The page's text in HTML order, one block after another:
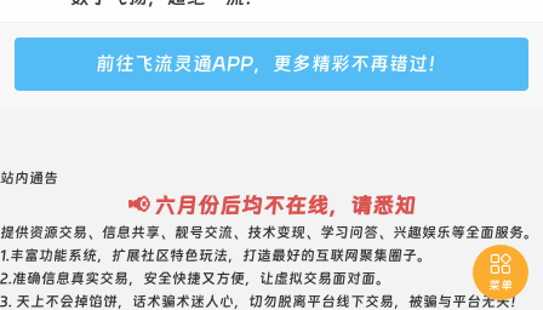
前往飞流灵通APP，更多精彩不再错过！

菜单
站内通告
📢 六月份后均不在线，请悉知
提供资源交易、信息共享、靓号交流、技术变现、学习问答、兴趣娱乐等全面服务。
1.丰富功能系统，扩展社区特色玩法，打造最好的互联网聚集圈子。
2.准确信息真实交易，安全快捷又方便，让虚拟交易面对面。
3. 天上不会掉馅饼，话术骗术迷人心，切勿脱离平台线下交易，被骗与平台无关！